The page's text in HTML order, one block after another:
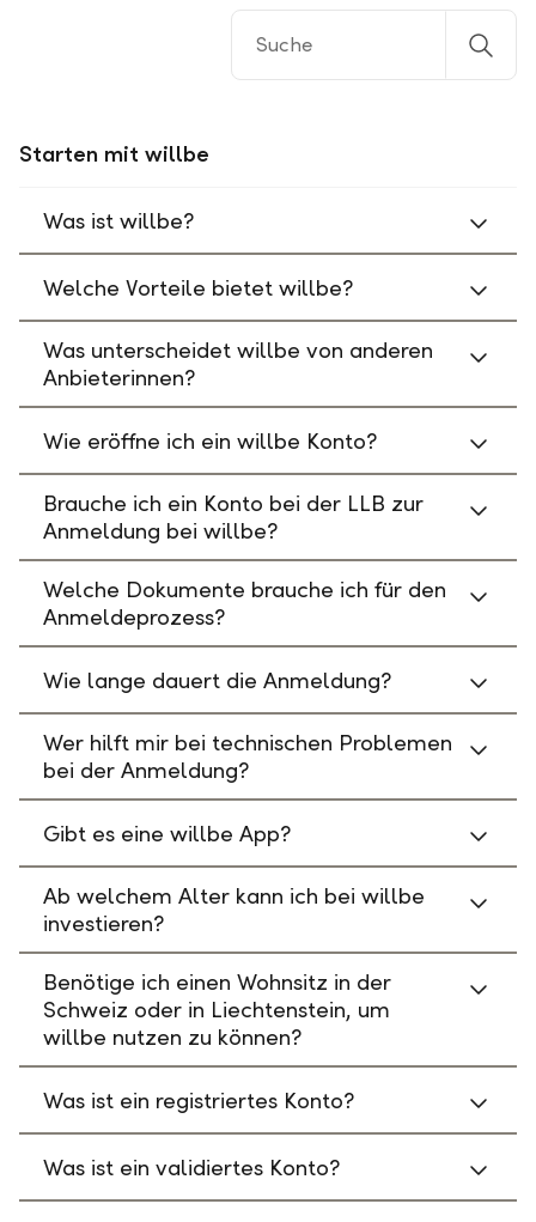
Starten mit willbe
Was ist willbe?
Welche Vorteile bietet willbe?
Was unterscheidet willbe von anderen
Anbieterinnen?
Wie eröffne ich ein willbe Konto?
Brauche ich ein Konto bei der LLB zur
Anmeldung bei willbe?
Welche Dokumente brauche ich für den
Anmeldeprozess?
Wie lange dauert die Anmeldung?
Wer hilft mir bei technischen Problemen
bei der Anmeldung?
Gibt es eine willbe App?
Ab welchem Alter kann ich bei willbe
investieren?
Benötige ich einen Wohnsitz in der
Schweiz oder in Liechtenstein, um
willbe nutzen zu können?
Was ist ein registriertes Konto?
Was ist ein validiertes Konto?